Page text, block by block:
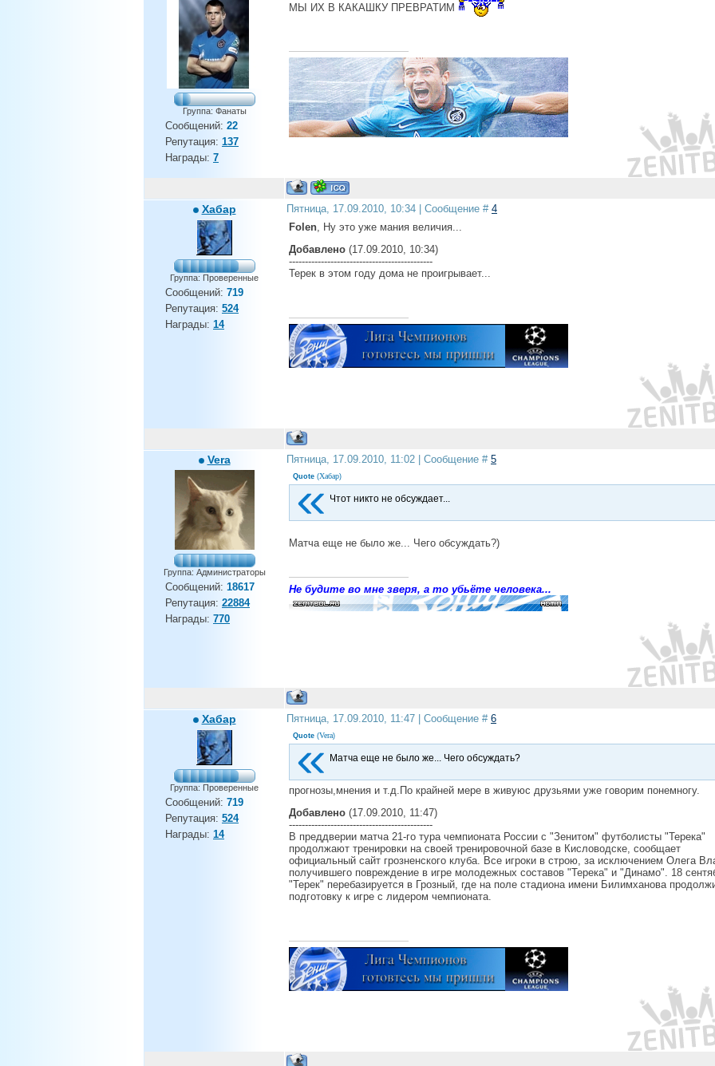
Группа: Фанаты
Сообщений: 22
Репутация: 137
Награды: 7
МЫ ИХ В КАКАШКУ ПРЕВРАТИМ
Хабар
Группа: Проверенные
Сообщений: 719
Репутация: 524
Награды: 14
Пятница, 17.09.2010, 10:34 | Сообщение # 4
Folen, Ну это уже мания величия...
Добавлено (17.09.2010, 10:34)
---------------------------------------------
Терек в этом году дома не проигрывает...
Vera
Группа: Администраторы
Сообщений: 18617
Репутация: 22884
Награды: 770
Пятница, 17.09.2010, 11:02 | Сообщение # 5
Quote (Хабар)
Чтот никто не обсуждает...
Матча еще не было же... Чего обсуждать?)
Не будите во мне зверя, а то убьёте человека...
Хабар
Группа: Проверенные
Сообщений: 719
Репутация: 524
Награды: 14
Пятница, 17.09.2010, 11:47 | Сообщение # 6
Quote (Vera)
Матча еще не было же... Чего обсуждать?
прогнозы,мнения и т.д.По крайней мере в живуюс друзьями уже говорим понемногу.
Добавлено (17.09.2010, 11:47)
---------------------------------------------
В преддверии матча 21-го тура чемпионата России с "Зенитом" футболисты "Терека"
продолжают тренировки на своей тренировочной базе в Кисловодске, сообщает
официальный сайт грозненского клуба. Все игроки в строю, за исключением Олега
получившего повреждение в игре молодежных составов "Терека" и "Динамо". 18
"Терек" перебазируется в Грозный, где на поле стадиона имени Билимханова
подготовку к игре с лидером чемпионата.